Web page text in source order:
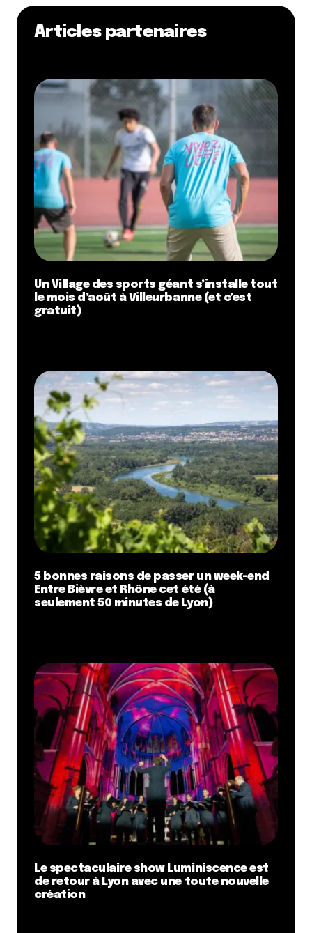
Articles partenaires
Un Village des sports géant s’installe tout
le mois d’août à Villeurbanne (et c’est
gratuit)
5 bonnes raisons de passer un week-end
Entre Bièvre et Rhône cet été (à
seulement 50 minutes de Lyon)
Le spectaculaire show Luminiscence est
de retour à Lyon avec une toute nouvelle
création